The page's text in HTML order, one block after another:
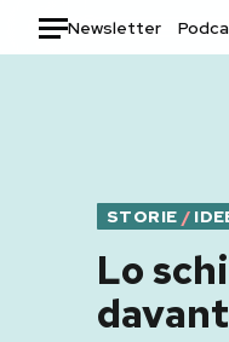
Newsletter
Italia
Mondo
Politica
Tecnologia
STORIE /
Lo